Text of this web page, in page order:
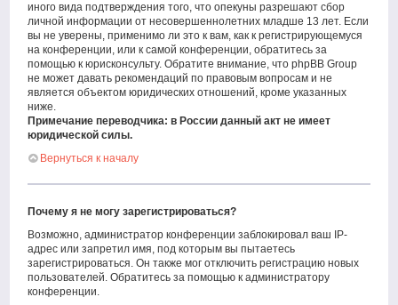
иного вида подтверждения того, что опекуны разрешают сбор
личной информации от несовершеннолетних младше 13 лет. Если
вы не уверены, применимо ли это к вам, как к регистрирующемуся
на конференции, или к самой конференции, обратитесь за
помощью к юрисконсульту. Обратите внимание, что phpBB Group
не может давать рекомендаций по правовым вопросам и не
является объектом юридических отношений, кроме указанных
ниже.
Примечание переводчика: в России данный акт не имеет
юридической силы.
Вернуться к началу
Почему я не могу зарегистрироваться?
Возможно, администратор конференции заблокировал ваш IP-
адрес или запретил имя, под которым вы пытаетесь
зарегистрироваться. Он также мог отключить регистрацию новых
пользователей. Обратитесь за помощью к администратору
конференции.